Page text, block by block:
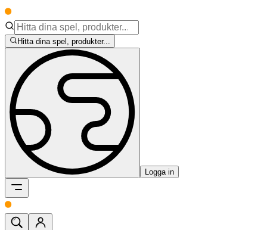
Hitta dina spel, produkter...
Logga in